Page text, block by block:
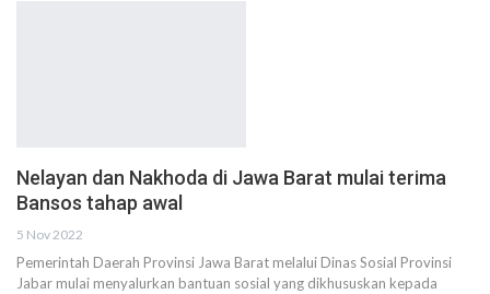
Nelayan dan Nakhoda di Jawa Barat mulai terima
Bansos tahap awal
5 Nov 2022
Pemerintah Daerah Provinsi Jawa Barat melalui Dinas Sosial Provinsi
Jabar mulai menyalurkan bantuan sosial yang dikhususkan kepada